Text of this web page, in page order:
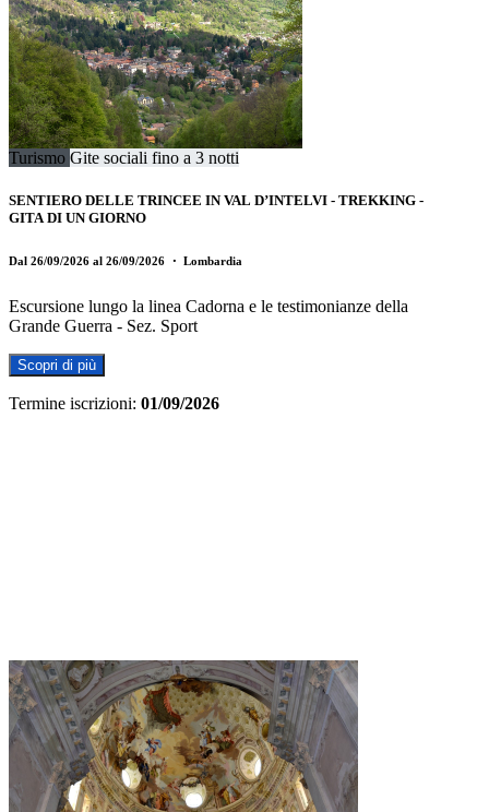
Turismo Gite sociali fino a 3 notti
SENTIERO DELLE TRINCEE IN VAL D’INTELVI - TREKKING -
GITA DI UN GIORNO
Dal 26/09/2026 al 26/09/2026 ・ Lombardia
Escursione lungo la linea Cadorna e le testimonianze della
Grande Guerra - Sez. Sport
Scopri di più
Termine iscrizioni: 01/09/2026